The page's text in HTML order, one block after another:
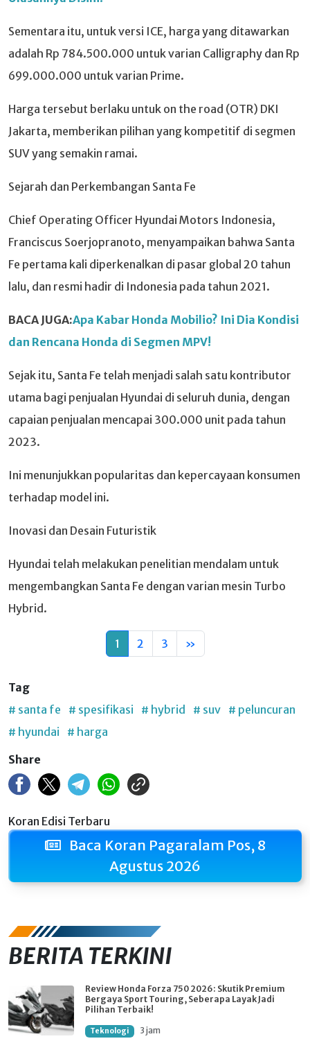
Sementara itu, untuk versi ICE, harga yang ditawarkan
adalah Rp 784.500.000 untuk varian Calligraphy dan Rp
699.000.000 untuk varian Prime.
Harga tersebut berlaku untuk on the road (OTR) DKI
Jakarta, memberikan pilihan yang kompetitif di segmen
SUV yang semakin ramai.
Sejarah dan Perkembangan Santa Fe
Chief Operating Officer Hyundai Motors Indonesia,
Franciscus Soerjopranoto, menyampaikan bahwa Santa
Fe pertama kali diperkenalkan di pasar global 20 tahun
lalu, dan resmi hadir di Indonesia pada tahun 2021.
BACA JUGA:Apa Kabar Honda Mobilio? Ini Dia Kondisi
dan Rencana Honda di Segmen MPV!
Sejak itu, Santa Fe telah menjadi salah satu kontributor
utama bagi penjualan Hyundai di seluruh dunia, dengan
capaian penjualan mencapai 300.000 unit pada tahun
2023.
Ini menunjukkan popularitas dan kepercayaan konsumen
terhadap model ini.
Inovasi dan Desain Futuristik
Hyundai telah melakukan penelitian mendalam untuk
mengembangkan Santa Fe dengan varian mesin Turbo
Hybrid.
1 2 3 »
Tag
# santa fe
# spesifikasi # hybrid # suv # peluncuran
# hyundai
# harga
Share
Koran Edisi Terbaru
Baca Koran Pagaralam Pos, 8
Agustus 2026
BERITA TERKINI
Review Honda Forza 750 2026: Skutik Premium
Bergaya Sport Touring, Seberapa Layak Jadi
Pilihan Terbaik!
Teknologi 3 jam